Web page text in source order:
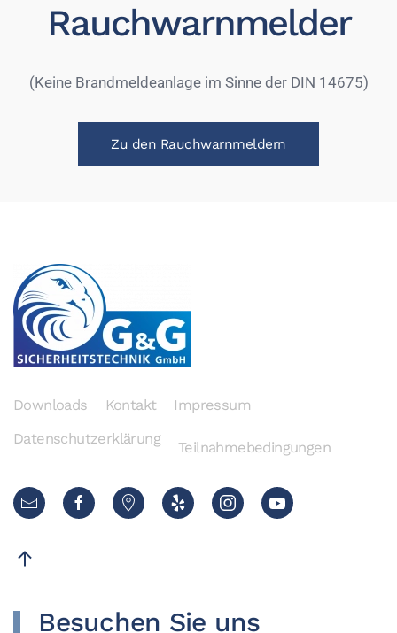
Rauchwarnmelder
(Keine Brandmeldeanlage im Sinne der DIN 14675)
Zu den Rauchwarnmeldern
Downloads Kontakt
Impressum
Datenschutzerklärung
Teilnahmebedingungen
Besuchen Sie uns